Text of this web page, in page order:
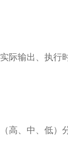
输出、执行
、中、低